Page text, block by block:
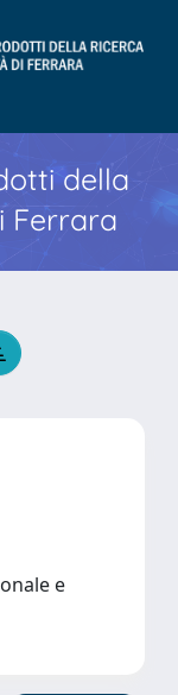
della
Ferrara
e